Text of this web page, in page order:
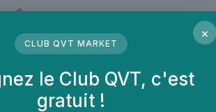
×
CLUB QVT MARKET
le Club QVT, c'est
gratuit !
des cookies